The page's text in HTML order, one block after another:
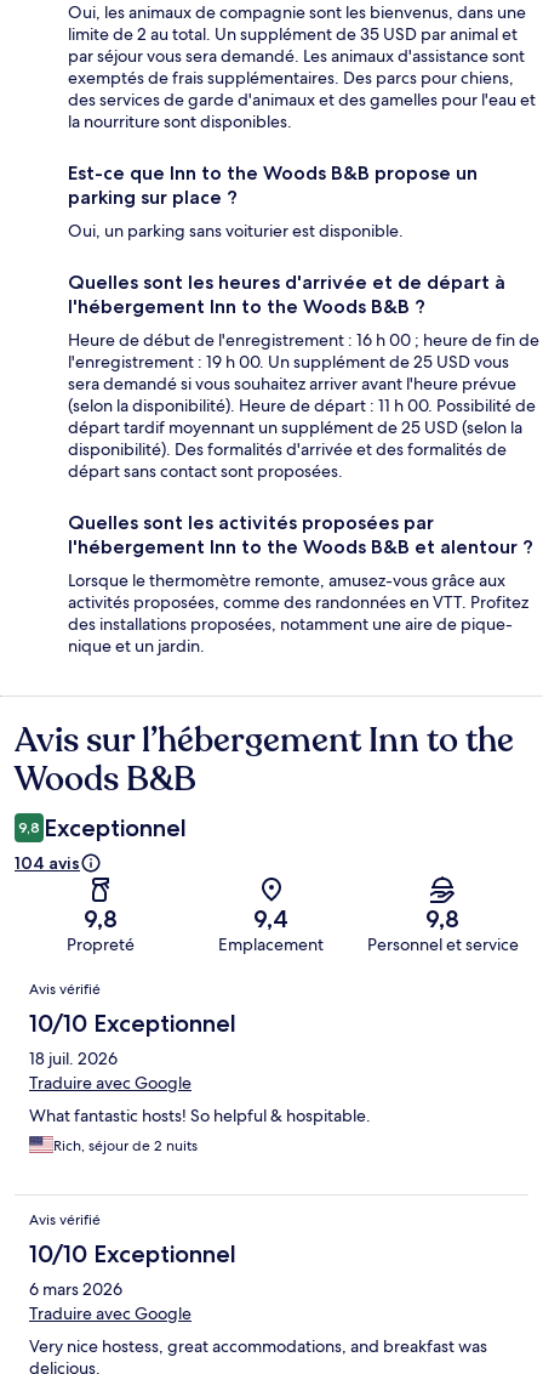
Oui, les animaux de compagnie sont les bienvenus, dans une
limite de 2 au total. Un supplément de 35 USD par animal et
par séjour vous sera demandé. Les animaux d'assistance sont
exemptés de frais supplémentaires. Des parcs pour chiens,
des services de garde d'animaux et des gamelles pour l'eau et
la nourriture sont disponibles.
Est-ce que Inn to the Woods B&B propose un
parking sur place ?
Oui, un parking sans voiturier est disponible.
Quelles sont les heures d'arrivée et de départ à
l'hébergement Inn to the Woods B&B ?
Heure de début de l'enregistrement : 16 h 00 ; heure de fin de
l'enregistrement : 19 h 00. Un supplément de 25 USD vous
sera demandé si vous souhaitez arriver avant l'heure prévue
(selon la disponibilité). Heure de départ : 11 h 00. Possibilité de
départ tardif moyennant un supplément de 25 USD (selon la
disponibilité). Des formalités d'arrivée et des formalités de
départ sans contact sont proposées.
Quelles sont les activités proposées par
l'hébergement Inn to the Woods B&B et alentour ?
Lorsque le thermomètre remonte, amusez-vous grâce aux
activités proposées, comme des randonnées en VTT. Profitez
des installations proposées, notamment une aire de pique-
nique et un jardin.
Avis
Avis sur l’hébergement Inn to the
Woods B&B
9,8 Exceptionnel
104 avis
9,8
Propreté
9,4
Emplacement
9,8
Personnel et service
Avis
Avis vérifié
10/10 Exceptionnel
18 juil. 2026
Traduire avec Google
What fantastic hosts! So helpful & hospitable.
Rich, séjour de 2 nuits
Avis vérifié
10/10 Exceptionnel
6 mars 2026
Traduire avec Google
Very nice hostess, great accommodations, and breakfast was
delicious.